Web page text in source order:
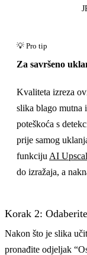
Za savršeno
Kvaliteta izreza
slika blago mutna
poteškoća s
prije samog
funkciju AI
do izražaja, a
Korak 2:
Nakon što je slika
pronađite odjeljak